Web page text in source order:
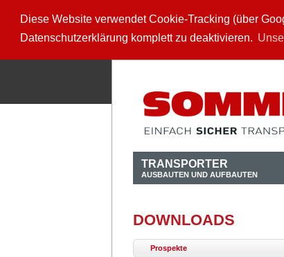
Diese Website verwendet Cookie-Tracking (über
Datenschutzerklärung komplett zu deaktivieren.
TRANSPORTER
AUSBAUTEN UND AUFBAUTEN
DOWNLOADS
Prospekte